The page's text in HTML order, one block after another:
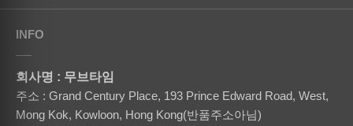
INFO
회사명 : 무브타임
주소 : Grand Century Place, 193 Prince Edward Road, West,
Mong Kok, Kowloon, Hong Kong(반품주소아님)